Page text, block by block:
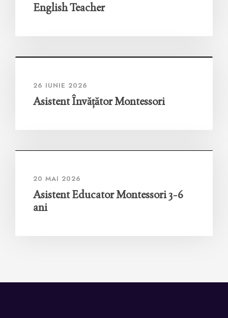
English Teacher
26 IUNIE 2026
Asistent Învățător Montessori
20 MAI 2026
Asistent Educator Montessori 3-6
ani